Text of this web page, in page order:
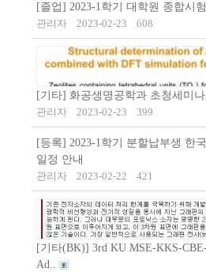
[졸업] 2023-1학기 대학원 종합시
관리자
2023-02-23 608
[기타] 화공생명공학과 초청세미
관리자
2023-02-23 399
[등록] 2023-1학기 분할납부생 한
일정 안내
관리자
2023-02-22 421
[기타(BK)] 3rd KU MSE-KKS-
Ad..